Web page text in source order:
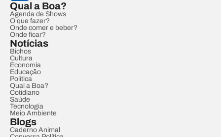
Qual a Boa?
Agenda de Shows
O que fazer?
Onde comer e beber?
Onde ficar?
Notícias
Bichos
Cultura
Economia
Educação
Política
Qual a Boa?
Cotidiano
Saúde
Tecnologia
Meio Ambiente
Blogs
Caderno Animal